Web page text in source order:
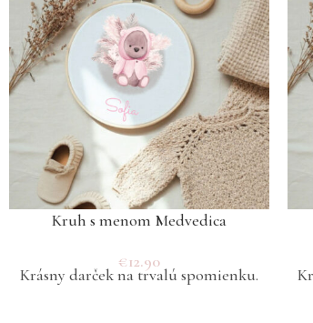
Kruh s menom Medvedica
€12.90
Krásny darček na trvalú spomienku.